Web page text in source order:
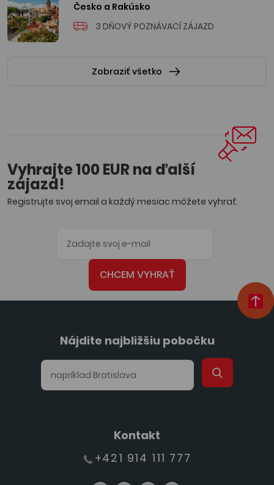
Česko a Rakúsko
3 DŇOVÝ POZNÁVACÍ ZÁJAZD
Zobraziť všetko
Vyhrajte 100 EUR na ďalší
zájazd!
Registrujte svoj email a každý mesiac môžete vyhrať.
CHCEM VYHRAŤ
Nájdite najbližšiu pobočku
Kontakt
+421 914 111 777